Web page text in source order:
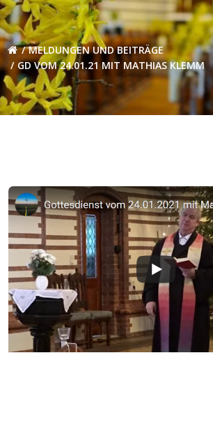
MELDUNGEN UND BEITRÄGE
GD VOM 24.01.21 MIT MATHIAS KLEMM